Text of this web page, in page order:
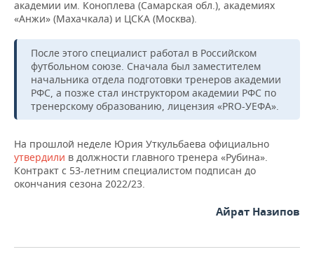
ТОРГОВЫЕ ЦЕНТРЫ
ТАТАРСТАНА
ИНВЕСТИЦИИ
МАШИНОСТРОЕНИЕ
НЕФТЕХИМИЯ
НЕФТЬ
ОПК
НОВОСТИ БИЗНЕСА
РОЗНИЧНАЯ ТОРГОВЛЯ
ТРАНСПОРТ
УСЛУГИ
ТЕХНОЛОГИИ
НОВОСТИ ТЕХНОЛОГИЙ
МЕДИА
ТЕЛЕКОММУНИКАЦИИ
МЕРОПРИЯТИЯ
НОВОСТИ МЕРОПРИЯТИЙ
ВЫЕЗДНАЯ РЕДАКЦИЯ
БИЗНЕС-БРАНЧИ
ONLINE-КОНФЕРЕНЦИИ
СПОРТ
НОВОСТИ СПОРТА
ФУТБОЛ
ХОККЕЙ
НОВОСТИ ОБЩЕСТВА
ВЛАСТЬ
ФОТОГАЛЕРЕЯ
СЮЖЕТЫ
академии им. Коноплева (Самарская обл.), академиях
«Анжи» (Махачкала) и ЦСКА (Москва).
После этого специалист работал в Российском
футбольном союзе. Сначала был заместителем
начальника отдела подготовки тренеров академии
РФС, а позже стал инструктором академии РФС по
тренерскому образованию, лицензия «PRO-УЕФА».
На прошлой неделе Юрия Уткульбаева официально
утвердили в должности главного тренера «Рубина».
Контракт с 53-летним специалистом подписан до
окончания сезона 2022/23.
Айрат Назипов